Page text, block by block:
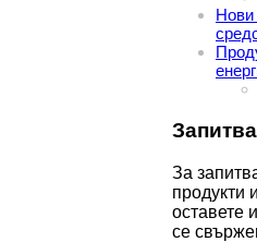
Нови
За
продукти
оставете
се